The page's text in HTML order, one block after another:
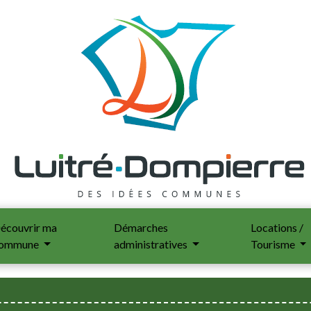
ma
Démarches
administratives
Locations /
Tourisme